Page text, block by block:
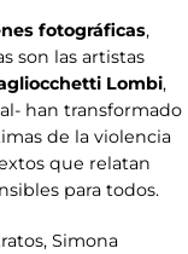
fotográficas,
son las artistas
Lombi,
han transformado
de la violencia
que relatan
para todos.
Simona